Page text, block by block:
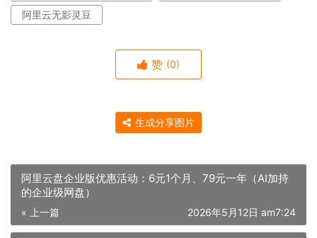
阿里云无影灵豆
赞 (0)
生成分享图片
阿里云盘企业版优惠活动：6元1个月、79元一年（AI加持
的企业级网盘）
« 上一篇 2026年5月12日 am7:24